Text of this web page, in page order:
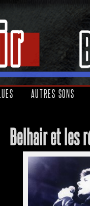
AUTRES SONS
Belhair et les